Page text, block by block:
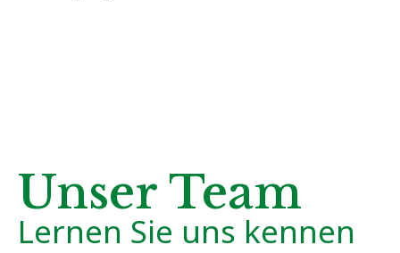
Unser Team
Lernen Sie uns kennen